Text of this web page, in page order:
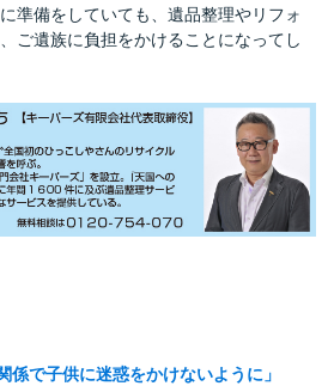
準備をしていても、遺品整理やリフォ
ご遺族に負担をかけることになってし
で子供に迷惑をかけないように 」